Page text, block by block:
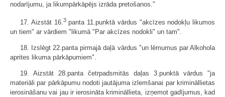
nodarījumu, ja likumpārkāpējs izrāda pretošanos."
17. Aizstāt 16. 3panta 11.punktā vārdus "akcīzes nodokļu likumos
un tiem" ar vārdiem "likumā "Par akcīzes nodokli" un tam".
18. Izslēgt 22.panta pirmajā daļā vārdus "un lēmumus par Alkohola
aprites likuma pārkāpumiem".
19. Aizstāt 28.panta četrpadsmitās daļas 3.punktā vārdus "ja
materiāli par pārkāpumu nodoti jautājuma izlemšanai par krimināllietas
ierosināšanu vai jau ir ierosināta krimināllieta, izņemot gadījumus, kad